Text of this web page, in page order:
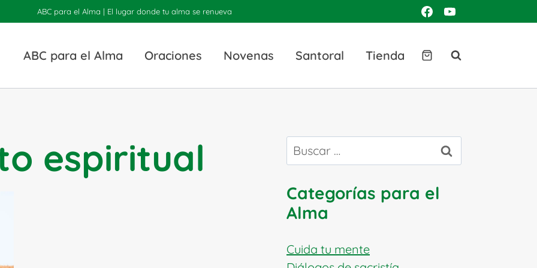
ABC para el Alma | El lugar donde tu alma se renueva
ABC para el Alma Oraciones Novenas Santoral Tienda
espiritual Buscar:
Categorías para el
Alma
Cuida tu mente